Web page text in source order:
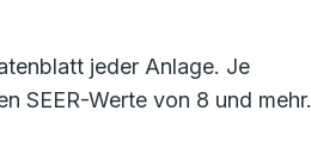
jeder Anlage. Je
SEER-Werte von 8 und mehr.